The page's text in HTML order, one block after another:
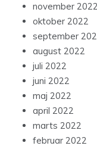
november 2022
oktober 2022
september
august 2022
juli 2022
juni 2022
maj 2022
april 2022
marts 2022
februar 2022